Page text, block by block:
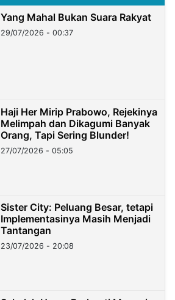
Yang Mahal Bukan Suara Rakyat
29/07/2026 - 00:37
Haji Her Mirip Prabowo, Rejekinya
Melimpah dan Dikagumi Banyak
Orang, Tapi Sering Blunder!
27/07/2026 - 05:05
Sister City: Peluang Besar, tetapi
Implementasinya Masih Menjadi
Tantangan
23/07/2026 - 20:08